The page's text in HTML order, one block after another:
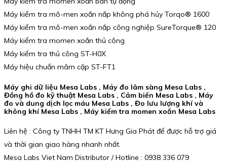
Máy kiểm tra mô-men xoắn nắp không phá hủy Torqo® 1600
Máy kiểm tra mô-men xoắn nắp công nghiệp SureTorque® 120
Máy kiểm tra momen xoắn thủ công
Máy kiểm tra thủ công ST-H0X
Máy hiệu chuẩn mâm cặp ST-FT1
Máy ghi dữ liệu Mesa Labs , Máy đo lâm sàng Mesa Labs ,
Đồng hồ đo kỹ thuật Mesa Labs , Cảm biến Mesa Labs , Máy
đo và dung dịch lọc máu Mesa Labs , Đo lưu lượng khí và
không khí Mesa Labs , Máy kiểm tra momen xoắn Mesa Labs
Liên hệ : Công ty TNHH TM KT Hưng Gia Phát để được hỗ trợ giá
và thời gian giao hàng nhanh nhất.
Mesa Labs Viet Nam Distributor / Hotline : 0938 336 079